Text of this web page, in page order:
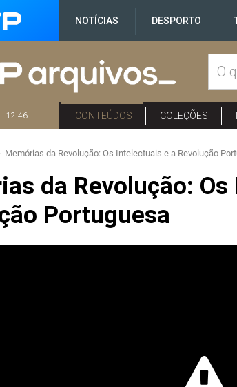
NOTÍCIAS DESPORTO
| 12:46 CONTEÚDOS COLEÇÕES
Memórias da Revolução: Os Intelectuais e a Revolução
da Revolução:
Portuguesa